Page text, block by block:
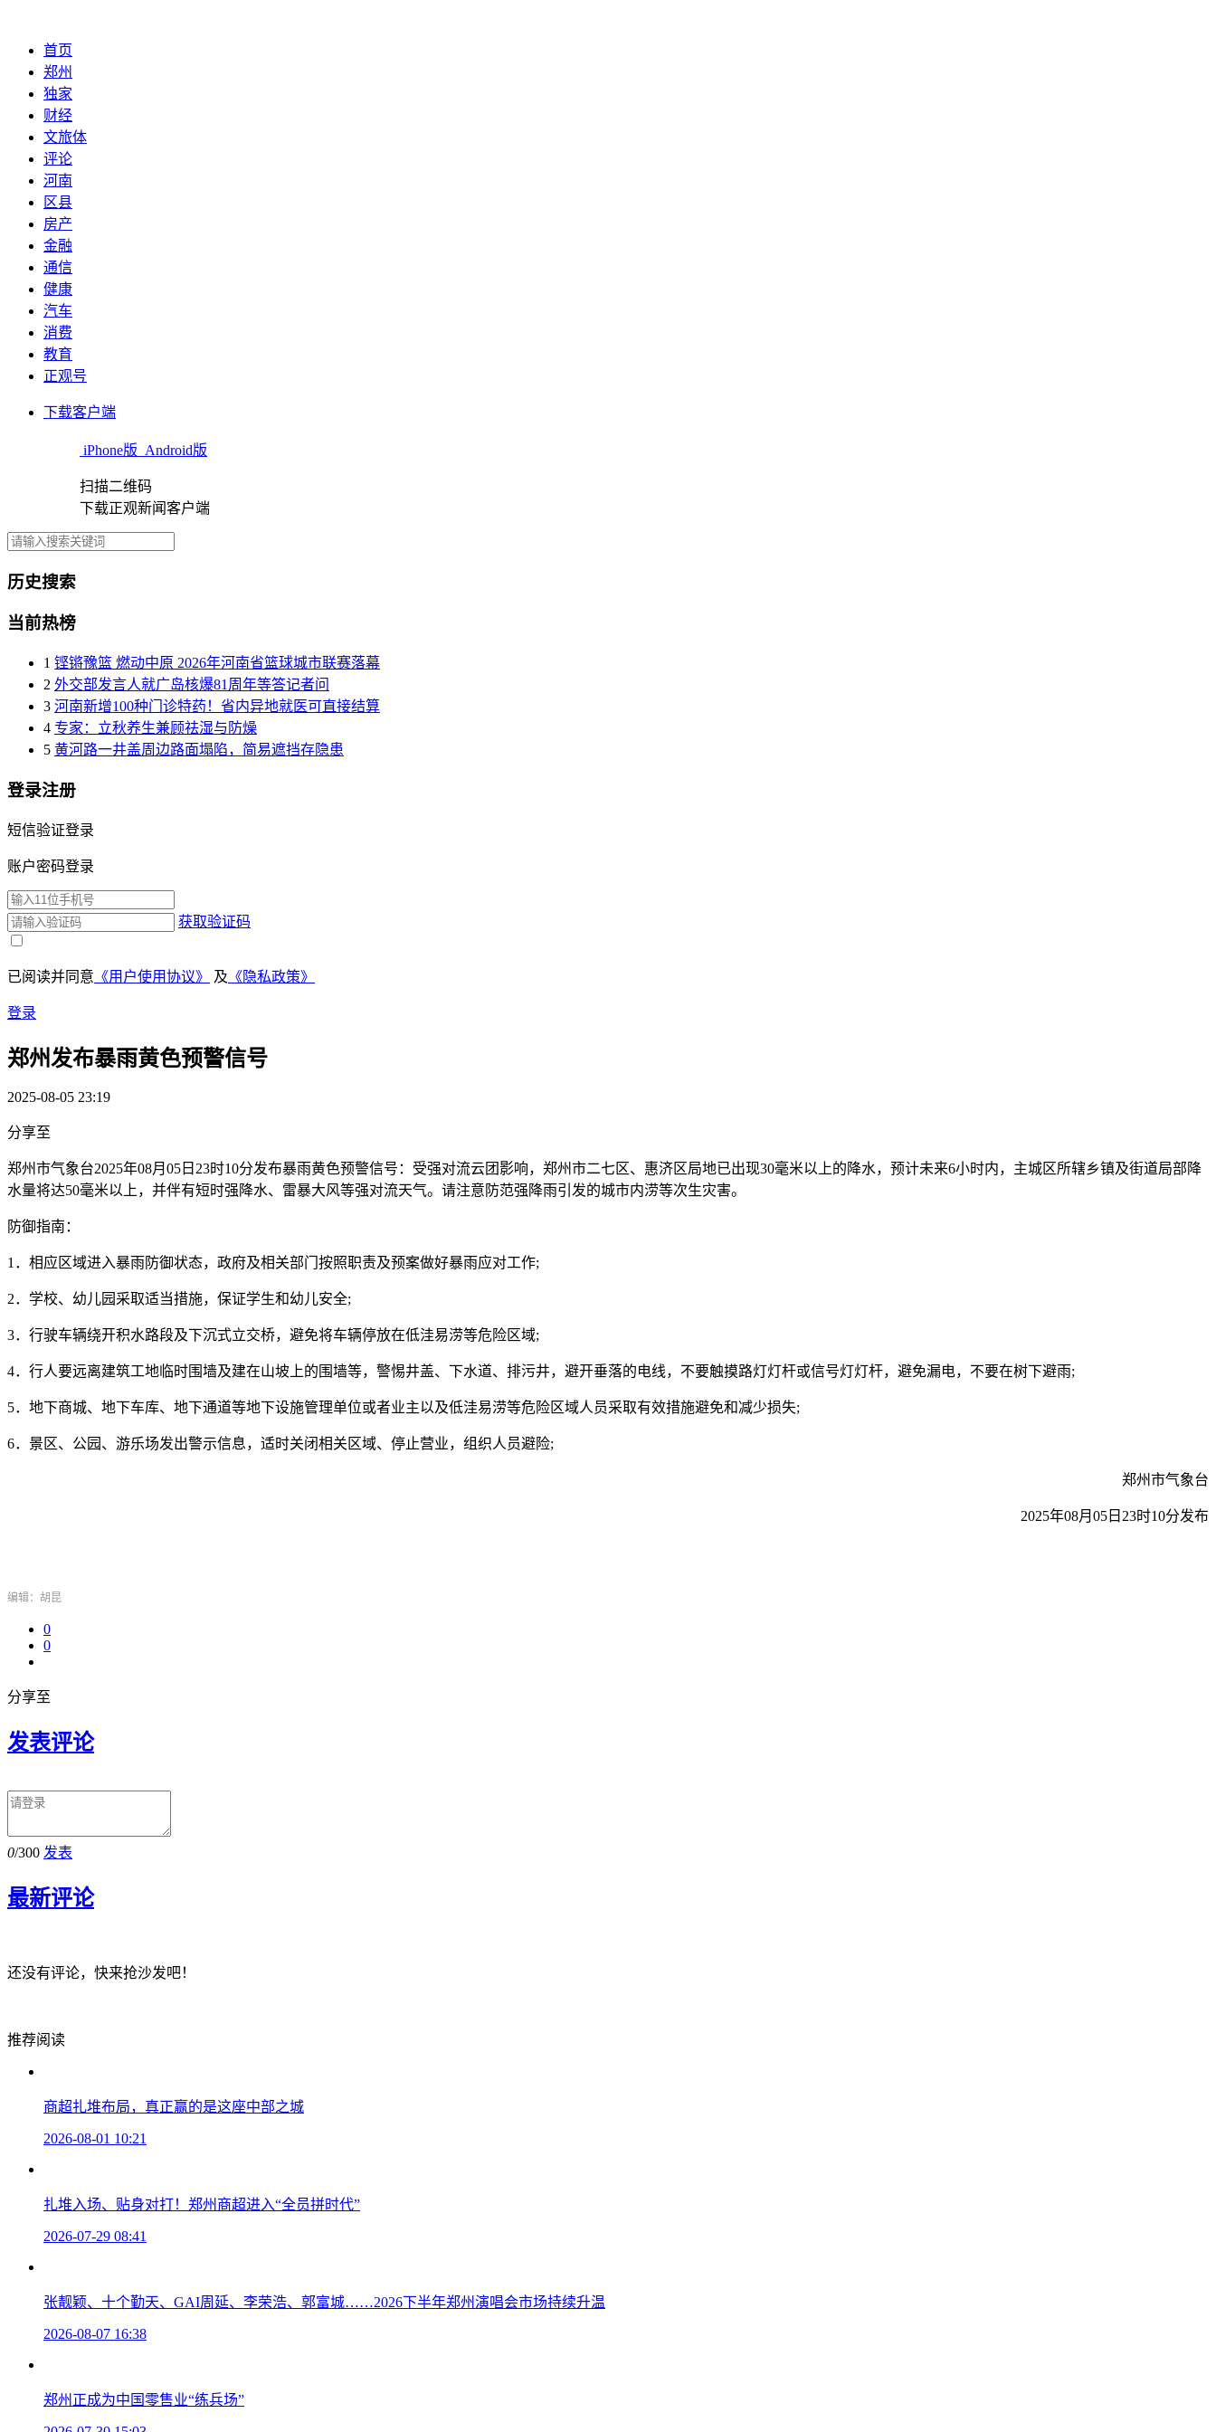
首页
郑州
独家
财经
文旅体
评论
河南
区县
房产
金融
通信
健康
汽车
消费
教育
正观号
下载客户端
iPhone版 Android版
扫描二维码
下载正观新闻客户端
历史搜索
当前热榜
1 铿锵豫篮 燃动中原 2026年河南省篮球城市联赛落幕
2 外交部发言人就广岛核爆81周年等答记者问
3 河南新增100种门诊特药！省内异地就医可直接结算
4 专家：立秋养生兼顾祛湿与防燥
5 黄河路一井盖周边路面塌陷，简易遮挡存隐患
登录注册
短信验证登录
账户密码登录
获取验证码
已阅读并同意 《用户使用协议》 及 《隐私政策》
登录
郑州发布暴雨黄色预警信号
2025-08-05 23:19
分享至
郑州市气象台2025年08月05日23时10分发布暴雨黄色预警信号：受强对流云团影响，郑州市二七区、惠济区局地已出现30毫米以上的降水，预计未来6小时内，主城区所辖乡镇及街道局部降
水量将达50毫米以上，并伴有短时强降水、雷暴大风等强对流天气。请注意防范强降雨引发的城市内涝等次生灾害。
防御指南：
1．相应区域进入暴雨防御状态，政府及相关部门按照职责及预案做好暴雨应对工作;
2．学校、幼儿园采取适当措施，保证学生和幼儿安全;
3．行驶车辆绕开积水路段及下沉式立交桥，避免将车辆停放在低洼易涝等危险区域;
4．行人要远离建筑工地临时围墙及建在山坡上的围墙等，警惕井盖、下水道、排污井，避开垂落的电线，不要触摸路灯灯杆或信号灯灯杆，避免漏电，不要在树下避雨;
5．地下商城、地下车库、地下通道等地下设施管理单位或者业主以及低洼易涝等危险区域人员采取有效措施避免和减少损失;
6．景区、公园、游乐场发出警示信息，适时关闭相关区域、停止营业，组织人员避险;​
郑州市气象台
2025年08月05日23时10分发布
编辑：胡昆
0
0
分享至
发表评论
0/300 发表
最新评论
还没有评论，快来抢沙发吧！
推荐阅读
商超扎堆布局，真正赢的是这座中部之城
2026-08-01 10:21
扎堆入场、贴身对打！郑州商超进入“全员拼时代”
2026-07-29 08:41
张靓颖、十个勤天、GAI周延、李荣浩、郭富城……2026下半年郑州演唱会市场持续升温
2026-08-07 16:38
郑州正成为中国零售业“练兵场”